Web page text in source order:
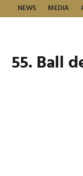
NEWS MEDIA
55. Ball